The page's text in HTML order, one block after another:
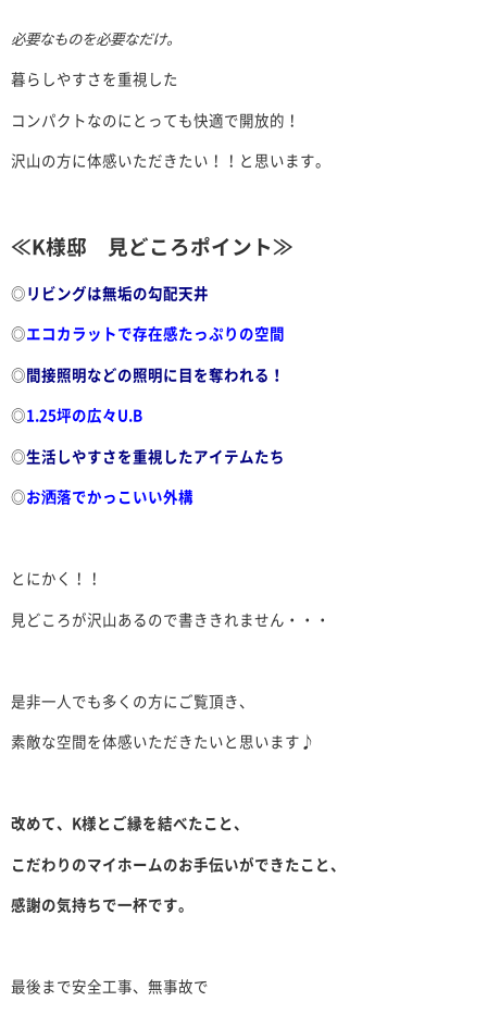
必要なものを必要なだけ。
暮らしやすさを重視した
コンパクトなのにとっても快適で開放的！
沢山の方に体感いただきたい！！と思います。
≪K様邸 見どころポイント≫
◎リビングは無垢の勾配天井
◎エコカラットで存在感たっぷりの空間
◎間接照明などの照明に目を奪われる！
◎1.25坪の広々U.B
◎生活しやすさを重視したアイテムたち
◎お洒落でかっこいい外構
とにかく！！
見どころが沢山あるので書ききれません・・・
是非一人でも多くの方にご覧頂き、
素敵な空間を体感いただきたいと思います♪
改めて、K様とご縁を結べたこと、
こだわりのマイホームのお手伝いができたこと、
感謝の気持ちで一杯です。
最後まで安全工事、無事故で